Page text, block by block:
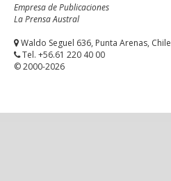
Empresa de Publicaciones
La Prensa Austral
Waldo Seguel 636, Punta Arenas, Chile
Tel. +56.61 220 40 00
© 2000-2026